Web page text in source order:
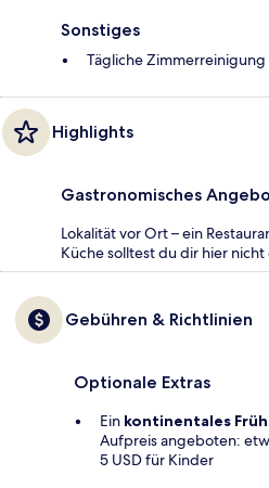
Sonstiges
Tägliche Zimmerreinigung
Highlights
Gastronomisches
Lokalität vor Ort – ein
Küche solltest du dir hier
Gebühren & Richtlinien
Optionale Extras
Ein kontinentales
Aufpreis angeboten:
5 USD für Kinder